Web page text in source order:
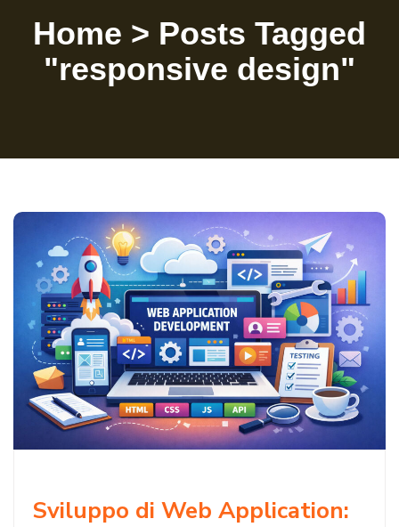
Home > Posts Tagged
"responsive design"
Sviluppo di Web Application: